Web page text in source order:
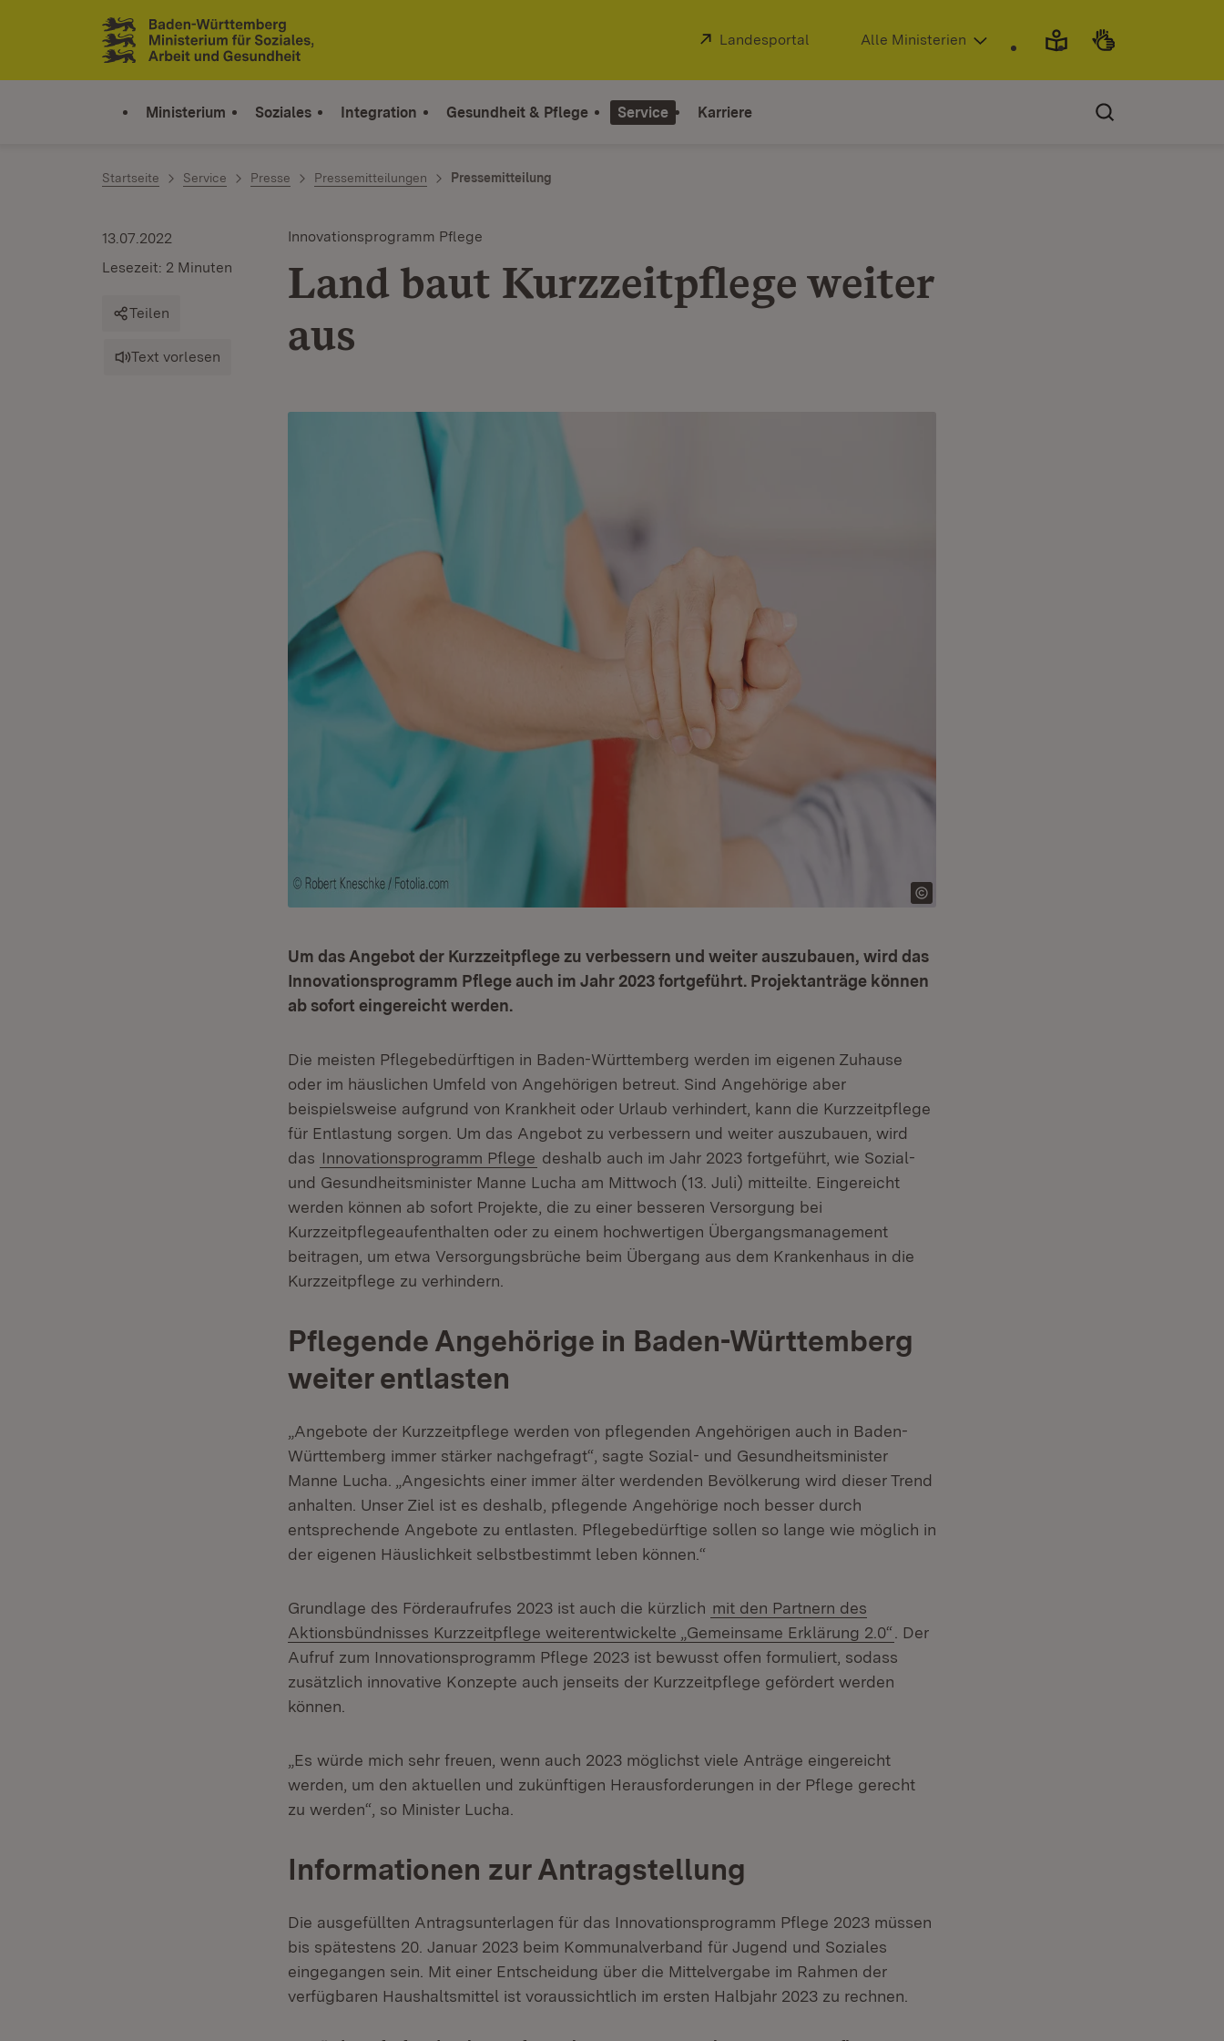
Zum Inhalt springen
Link zur Startseite
Extern:
Landesportal (Öffnet in neuem Fenster)
Alle Ministerien
Ministerium Soziales Integration Gesundheit & Pflege Service Karriere
Startseite Service Presse Pressemitteilungen Pressemitteilung
Innovationsprogramm Pflege
Land baut Kurzzeitpflege weiter
aus
13.07.2022
Lesezeit: 2 Minuten
Teilen
Text vorlesen
Um das Angebot der Kurzzeitpflege zu verbessern und weiter auszubauen, wird das
Innovationsprogramm Pflege auch im Jahr 2023 fortgeführt. Projektanträge können
ab sofort eingereicht werden.
Die meisten Pflegebedürftigen in Baden-Württemberg werden im eigenen Zuhause
oder im häuslichen Umfeld von Angehörigen betreut. Sind Angehörige aber
beispielsweise aufgrund von Krankheit oder Urlaub verhindert, kann die Kurzzeitpflege
für Entlastung sorgen. Um das Angebot zu verbessern und weiter auszubauen, wird
das Innovationsprogramm Pflege deshalb auch im Jahr 2023 fortgeführt, wie Sozial-
und Gesundheitsminister Manne Lucha am Mittwoch (13. Juli) mitteilte. Eingereicht
werden können ab sofort Projekte, die zu einer besseren Versorgung bei
Kurzzeitpflegeaufenthalten oder zu einem hochwertigen Übergangsmanagement
beitragen, um etwa Versorgungsbrüche beim Übergang aus dem Krankenhaus in die
Kurzzeitpflege zu verhindern.
Pflegende Angehörige in Baden-Württemberg
weiter entlasten
„Angebote der Kurzzeitpflege werden von pflegenden Angehörigen auch in Baden-
Württemberg immer stärker nachgefragt“, sagte Sozial- und Gesundheitsminister
Manne Lucha. „Angesichts einer immer älter werdenden Bevölkerung wird dieser Trend
anhalten. Unser Ziel ist es deshalb, pflegende Angehörige noch besser durch
entsprechende Angebote zu entlasten. Pflegebedürftige sollen so lange wie möglich in
der eigenen Häuslichkeit selbstbestimmt leben können.“
Grundlage des Förderaufrufes 2023 ist auch die kürzlich mit den Partnern des
Aktionsbündnisses Kurzzeitpflege weiterentwickelte „Gemeinsame Erklärung 2.0“ . Der
Aufruf zum Innovationsprogramm Pflege 2023 ist bewusst offen formuliert, sodass
zusätzlich innovative Konzepte auch jenseits der Kurzzeitpflege gefördert werden
können.
„Es würde mich sehr freuen, wenn auch 2023 möglichst viele Anträge eingereicht
werden, um den aktuellen und zukünftigen Herausforderungen in der Pflege gerecht
zu werden“, so Minister Lucha.
Informationen zur Antragstellung
Die ausgefüllten Antragsunterlagen für das Innovationsprogramm Pflege 2023 müssen
bis spätestens 20. Januar 2023 beim Kommunalverband für Jugend und Soziales
eingegangen sein. Mit einer Entscheidung über die Mittelvergabe im Rahmen der
verfügbaren Haushaltsmittel ist voraussichtlich im ersten Halbjahr 2023 zu rechnen.